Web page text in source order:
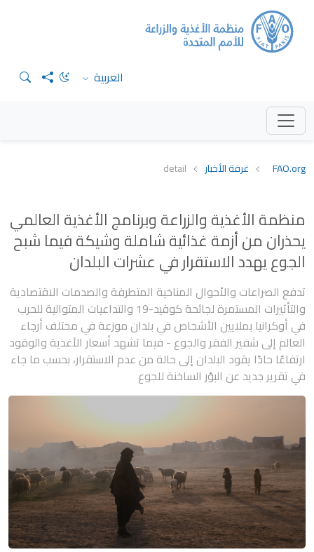
العربية
FAO.org غرفة الأخبار detail
منظمة الأغذية والزراعة وبرنامج الأغذية العالمي
يحذران من أزمة غذائية شاملة وشيكة فيما شبح
الجوع يهدد الاستقرار في عشرات البلدان
تدفع الصراعات والأحوال المناخية المتطرفة والصدمات الاقتصادية
والتأثيرات المستمرة لجائحة كوفيد-19 والتداعيات المتوالية للحرب
في أوكرانيا بملايين الأشخاص في بلدان موزعة في مختلف أرجاء
العالم إلى شفير الفقر والجوع - فيما تشهد أسعار الأغذية والوقود
ارتفاعًا حادًا يقود البلدان إلى حالة من عدم الاستقرار، بحسب ما جاء
في تقرير جديد عن البؤر الساخنة للجوع